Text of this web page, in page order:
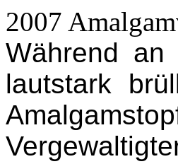
2007
Während an
lautstark